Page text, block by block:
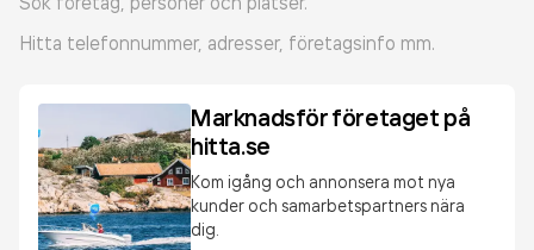
Hitta telefonnummer, adresser, företagsinfo mm.
Marknadsför företaget på
hitta.se
Kom igång och annonsera mot nya
kunder och samarbetspartners nära
dig.